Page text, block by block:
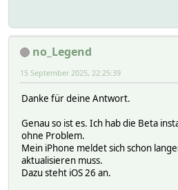
no_Legend
15 September 2025, 22:25:39
Danke für deine Antwort.
Genau so ist es. Ich hab die Beta
ohne Problem.
Mein iPhone meldet sich schon
aktualisieren muss.
Dazu steht iOS 26 an.